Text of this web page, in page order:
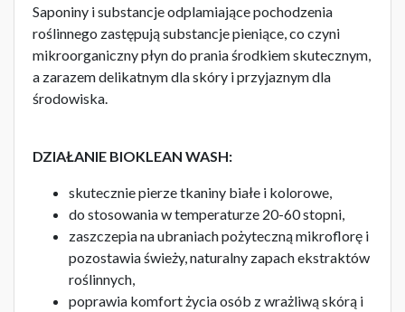
Saponiny i substancje odplamiające pochodzenia
roślinnego zastępują substancje pieniące, co czyni
mikroorganiczny płyn do prania środkiem skutecznym,
a zarazem delikatnym dla skóry i przyjaznym dla
środowiska.
DZIAŁANIE BIOKLEAN WASH:
skutecznie pierze tkaniny białe i kolorowe,
do stosowania w temperaturze 20-60 stopni,
zaszczepia na ubraniach pożyteczną mikroflorę i
pozostawia świeży, naturalny zapach ekstraktów
roślinnych,
poprawia komfort życia osób z wrażliwą skórą i